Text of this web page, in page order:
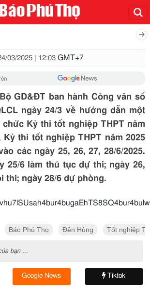
03/2025 | 12:03 GMT+7
Bộ GD&ĐT ban hành Công văn số
ngày 24/3 về hướng dẫn một
Kỳ thi tốt nghiệp THPT năm
Kỳ thi tốt nghiệp THPT năm 2025
các ngày 25, 26, 27, 28/6/2025.
25/6 làm thủ tục dự thi; ngày 26,
thi; ngày 28/6 dự phòng.
Báo Phú Thọ Đền Hùng Tốt nghiệp
bạn ...
Google News Tiktok